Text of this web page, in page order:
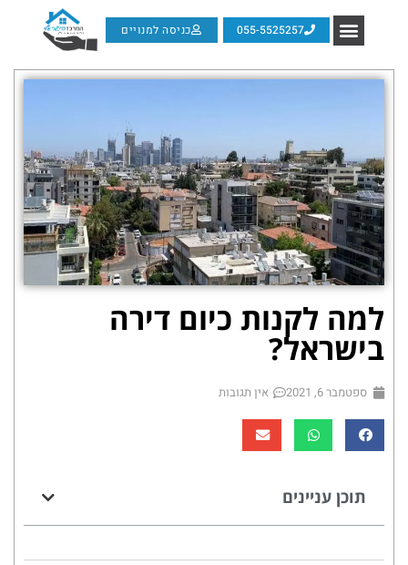
055-5525257 כניסה למנויים
למה לקנות כיום דירה
בישראל?
ספטמבר 6, 2021 אין תגובות
תוכן עניינים